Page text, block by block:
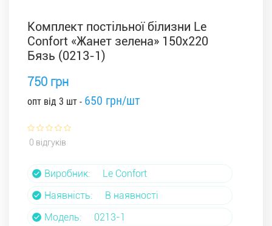
Комплект постільної білизни Le
Confort «Жанет зелена» 150x220
Бязь (0213-1)
750 грн
опт від 3 шт - 650 грн/шт
0 відгуків
Виробник:
Le Confort
Наявність:
В наявності
Модель:
0213-1